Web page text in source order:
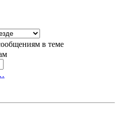
в теме